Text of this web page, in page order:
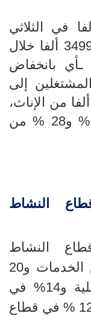
ألفا في الثلاثي
ألفا خلال
الرابع من سنة 2022، ـأي بانخفاض
المشتغلين إلى
2458,8 ألفا من الذكور و963,5 ألفا من الإناث،
وهو ما يمثل على التوالي 72 % و28 % من
النشاط
النشاط
و20
% في قطاع الصناعات المعملية و14% في
قطاع الصناعات غير المعملية و12 % في قطاع